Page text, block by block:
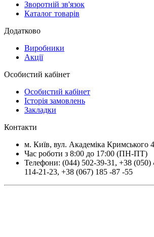
Зворотній зв'язок
Каталог товарів
Додатково
Виробники
Акції
Особистий кабінет
Особистий кабінет
Історія замовлень
Закладки
Контакти
м. Київ, вул. Академіка Кримського
Час роботи з 8:00 до 17:00 (ПН-ПТ)
Телефони: (044) 502-39-31 , +38 (050)
114-21-23, +38 (067) 185 -87 -55